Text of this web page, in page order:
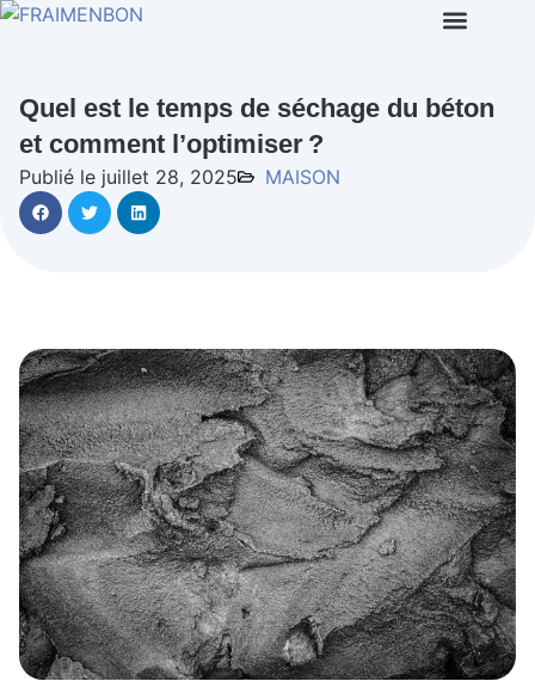
Quel est le temps de séchage du béton
et comment l’optimiser ?
Publié le juillet 28, 2025 MAISON